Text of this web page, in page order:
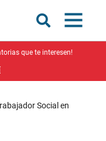
que te interesen!
Social en